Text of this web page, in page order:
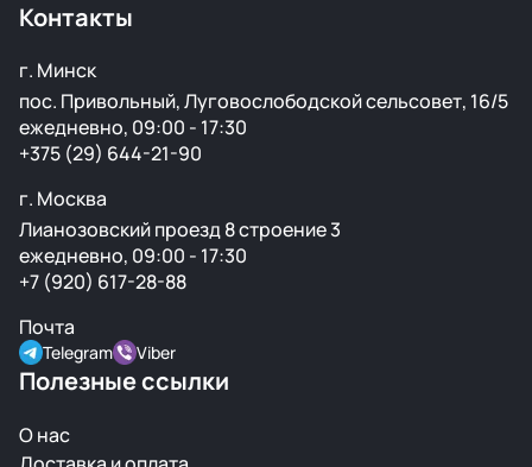
Контакты
г. Минск
пос. Привольный, Луговослободской сельсовет, 16/5
ежедневно, 09:00 - 17:30
+375 (29) 644-21-90
г. Москва
Лианозовский проезд 8 строение 3
ежедневно, 09:00 - 17:30
+7 (920) 617-28-88
Почта
Telegram Viber
Полезные ссылки
О нас